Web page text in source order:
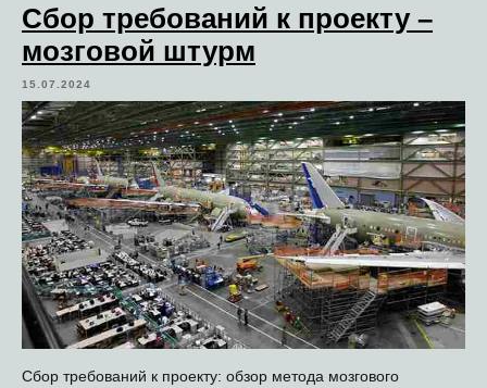
Сбор требований к проекту –
мозговой штурм
15.07.2024
Сбор требований к проекту: обзор метода мозгового